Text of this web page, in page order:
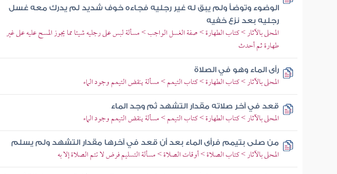
الوضوء وتوضأ ولم يبق له غير رجليه فجاءه خوف شديد لم يدرك معه غسل
رجليه بعد نزع خفيه
المحلى بالآثار > كتاب الطهارة > صفة الغسل الواجب > مسألة لبس على رجليه شيئا مما يجوز المسح عليه على غير
طهارة ثم أحدث
رأى الماء وهو في الصلاة
المحلى بالآثار > كتاب الطهارة > كتاب التيمم > مسألة ينقض التيمم وجود الماء
قعد في آخر صلاته مقدار التشهد ثم وجد الماء
المحلى بالآثار > كتاب الطهارة > كتاب التيمم > مسألة ينقض التيمم وجود الماء
من صلى بتيمم فرأى الماء بعد أن قعد في آخرها مقدار التشهد ولم يسلم
المحلى بالآثار > كتاب الصلاة > أوقات الصلاة > مسألة التسليم فرض لا تتم الصلاة إلا به